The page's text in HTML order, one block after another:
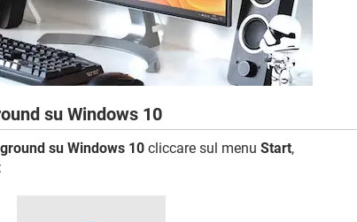
su Windows 10
su Windows 10 cliccare sul menu Start,
: